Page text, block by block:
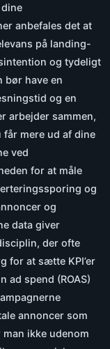
anbefales det at
på landing-
og tydeligt
bør have en
og en
arbejder sammen,
mere ud af dine
ved
for at måle
og
og
data giver
der ofte
for at sætte KPI’er
ad spend (ROAS)
annoncer som
ikke udenom